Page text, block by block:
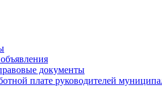
документы
плате руководителей